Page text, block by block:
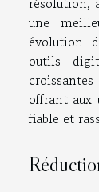
une
évolution
outils
offrant aux
fiable et